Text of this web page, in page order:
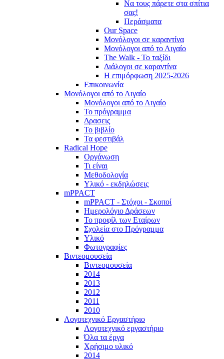
Να τους πάρετε στα σπίτια
σας!
Περάσματα
Our Space
Μονόλογοι σε καραντίνα
Μονόλογοι από το Αιγαίο
The Walk - Το ταξίδι
Διάλογοι σε καραντίνα
Η επιμόρφωση 2025-2026
Επικοινωνία
Μονόλογοι από το Αιγαίο
Μονόλογοι από το Αιγαίο
Το πρόγραμμα
Δρασεις
Το βιβλίο
Τα φεστιβάλ
Radical Hope
Οργάνωση
Τι είναι
Μεθοδολογία
Υλικό - εκδηλώσεις
mPPACT
mPPACT - Στόχοι - Σκοποί
Ημερολόγιο Δράσεων
Το προφίλ των Εταίρων
Σχολεία στο Πρόγραμμα
Υλικό
Φωτογραφίες
Βιντεομουσεία
Βιντεομουσεία
2014
2013
2012
2011
2010
Λογοτεχνικό Εργαστήριο
Λογοτεχνικό εργαστήριο
Όλα τα έργα
Χρήσιμο υλικό
2014